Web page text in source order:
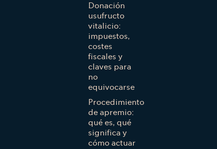
Donación
usufructo
vitalicio:
impuestos,
costes
fiscales y
claves para
no
equivocarse
Procedimiento
de apremio:
qué es, qué
significa y
cómo actuar